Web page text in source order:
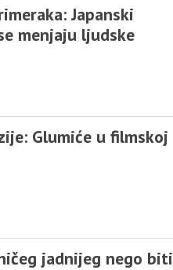
Japanski
menjaju ljudske
Glumiće u filmskoj
jadnijeg nego biti